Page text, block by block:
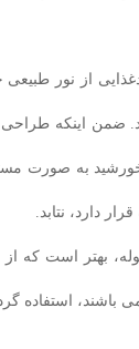
از نور طبیعی
ضمن اینکه طراحی
به صورت
دارد، نتابد.
بهتر است که
باشند، استفاده